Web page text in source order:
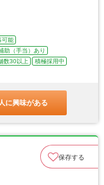
可能
助（手当）あり
数30以上
積極採用中
に興味がある
保存する